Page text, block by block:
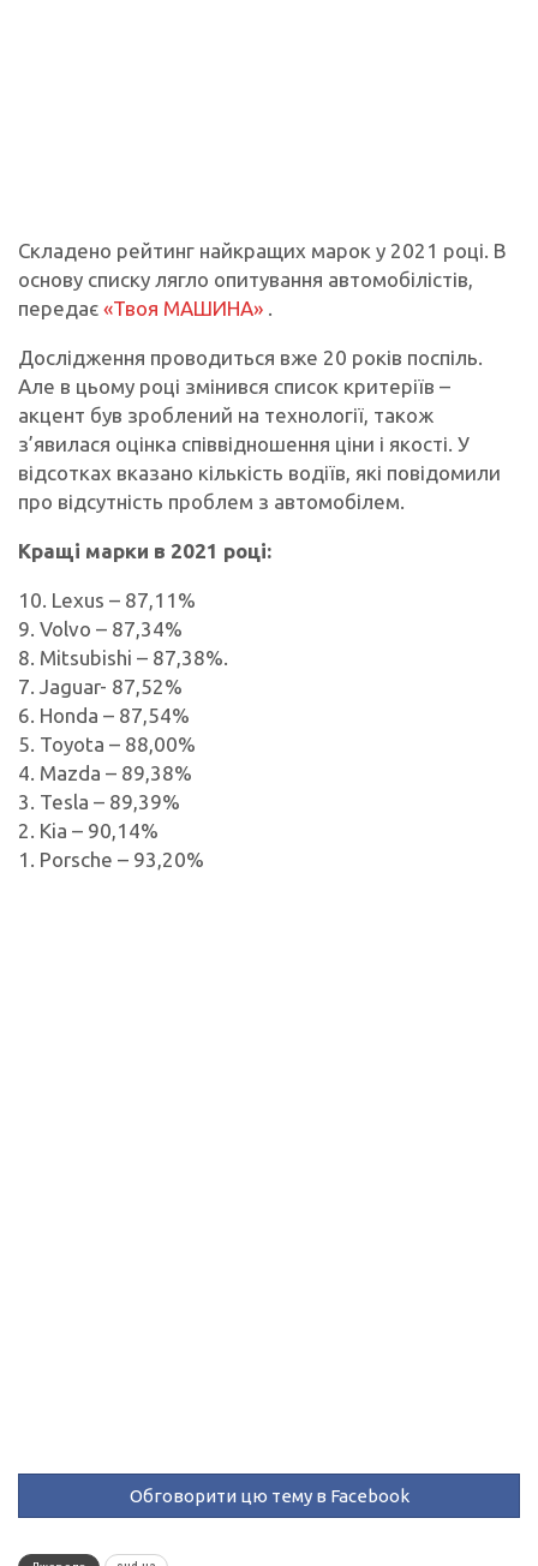
Складено рейтинг найкращих марок у 2021 році. В
основу списку лягло опитування автомобілістів,
передає «Твоя МАШИНА» .
Дослідження проводиться вже 20 років поспіль.
Але в цьому році змінився список критеріїв –
акцент був зроблений на технології, також
з’явилася оцінка співвідношення ціни і якості. У
відсотках вказано кількість водіїв, які повідомили
про відсутність проблем з автомобілем.
Кращі марки в 2021 році:
10. Lexus – 87,11%
9. Volvo – 87,34%
8. Mitsubishi – 87,38%.
7. Jaguar- 87,52%
6. Honda – 87,54%
5. Toyota – 88,00%
4. Mazda – 89,38%
3. Tesla – 89,39%
2. Kia – 90,14%
1. Porsche – 93,20%
Обговорити цю тему в Facebook